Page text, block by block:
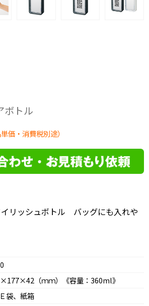
ボトル
単価・消費税別途）
リッシュボトル バッグにも入れや
（ｍｍ）《容量：360ml》
袋、紙箱